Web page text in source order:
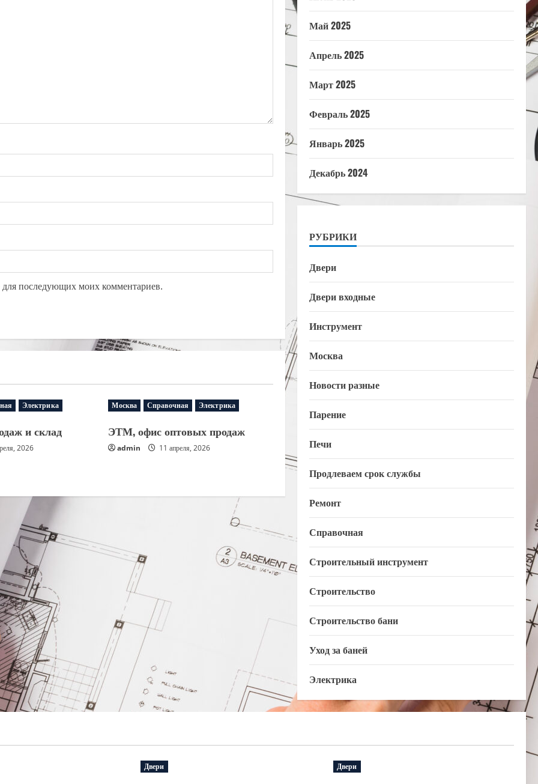
последующих моих комментариев.
Электрика
и склад
2026
Москва Справочная Электрика
ЭТМ, офис оптовых продаж
admin 11 апреля, 2026
Май 2025
Апрель 2025
Март 2025
Февраль 2025
Январь 2025
Декабрь 2024
РУБРИКИ
Двери
Двери входные
Инструмент
Москва
Новости разные
Парение
Печи
Продлеваем срок службы
Ремонт
Справочная
Строительный инструмент
Строительство
Строительство бани
Уход за баней
Электрика
Двери Двери